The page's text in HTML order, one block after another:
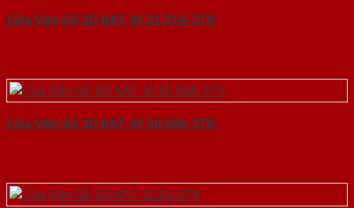
Cửa Vân Gỗ 5D KAT-41.51.51A-3TK
Cửa Vân Gỗ 5D KAT-41.50.50A-3TK